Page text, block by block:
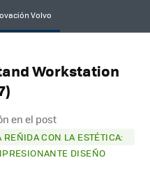
Volvo
Workstation
en el post
CON LA ESTÉTICA:
DISEÑO